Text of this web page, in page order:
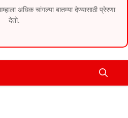
अधिक चांगल्या बातम्या देण्यासाठी प्रेरणा
देतो.